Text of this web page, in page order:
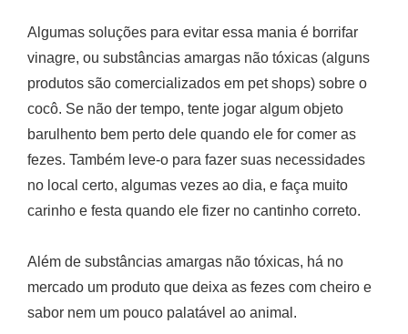
Algumas soluções para evitar essa mania é borrifar
vinagre, ou substâncias amargas não tóxicas (alguns
produtos são comercializados em pet shops) sobre o
cocô. Se não der tempo, tente jogar algum objeto
barulhento bem perto dele quando ele for comer as
fezes. Também leve-o para fazer suas necessidades
no local certo, algumas vezes ao dia, e faça muito
carinho e festa quando ele fizer no cantinho correto.
Além de substâncias amargas não tóxicas, há no
mercado um produto que deixa as fezes com cheiro e
sabor nem um pouco palatável ao animal.